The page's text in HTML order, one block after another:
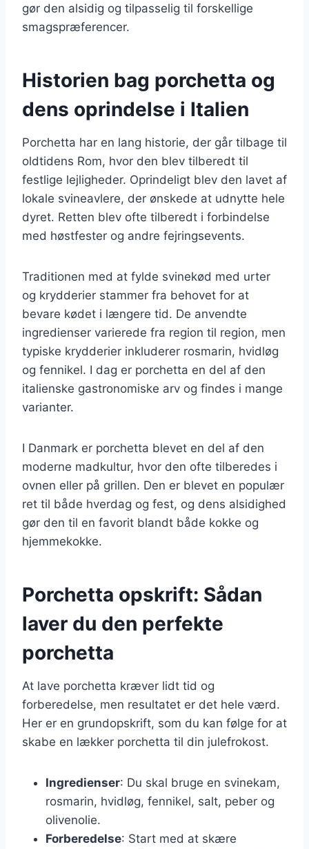
gør den alsidig og tilpasselig til forskellige
smagspræferencer.
Historien bag porchetta og
dens oprindelse i Italien
Porchetta har en lang historie, der går tilbage til
oldtidens Rom, hvor den blev tilberedt til
festlige lejligheder. Oprindeligt blev den lavet af
lokale svineavlere, der ønskede at udnytte hele
dyret. Retten blev ofte tilberedt i forbindelse
med høstfester og andre fejringsevents.
Traditionen med at fylde svinekød med urter
og krydderier stammer fra behovet for at
bevare kødet i længere tid. De anvendte
ingredienser varierede fra region til region, men
typiske krydderier inkluderer rosmarin, hvidløg
og fennikel. I dag er porchetta en del af den
italienske gastronomiske arv og findes i mange
varianter.
I Danmark er porchetta blevet en del af den
moderne madkultur, hvor den ofte tilberedes i
ovnen eller på grillen. Den er blevet en populær
ret til både hverdag og fest, og dens alsidighed
gør den til en favorit blandt både kokke og
hjemmekokke.
Porchetta opskrift: Sådan
laver du den perfekte
porchetta
At lave porchetta kræver lidt tid og
forberedelse, men resultatet er det hele værd.
Her er en grundopskrift, som du kan følge for at
skabe en lækker porchetta til din julefrokost.
Ingredienser: Du skal bruge en svinekam,
rosmarin, hvidløg, fennikel, salt, peber og
olivenolie.
Forberedelse: Start med at skære